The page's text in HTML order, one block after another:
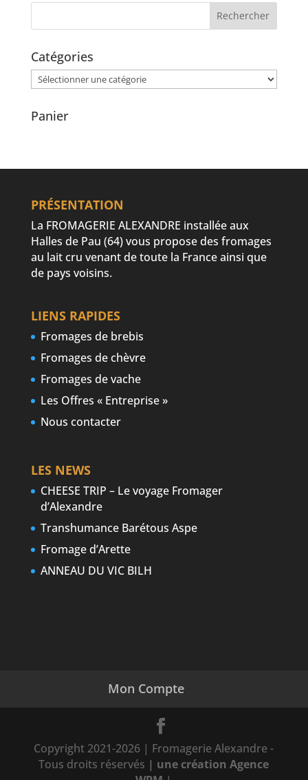
Catégories
Catégories
Panier
PRÉSENTATION
La FROMAGERIE ALEXANDRE installée aux
Halles de Pau (64) vous propose des fromages
au lait cru venant de toute la France ainsi que
de pays voisins.
LIENS RAPIDES
Fromages de brebis
Fromages de chèvre
Fromages de vache
Les Offres « Entreprise »
Nous contacter
LES NEWS
CHEESE TRIP – Le voyage Fromager
d’Alexandre
Transhumance Barétous Aspe
Fromage d’Arette
ANNEAU DU VIC BILH
Mon Compte
Copyright 2021-2026 | Fromagerie Alexandre -
Tous droits réservés | une création Agence